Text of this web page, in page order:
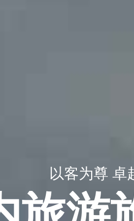
以客为尊 卓